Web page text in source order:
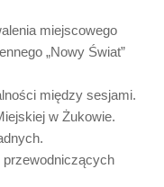
miejscowego
„Nowy Świat”
między sesjami.
w Żukowie.
przewodniczących